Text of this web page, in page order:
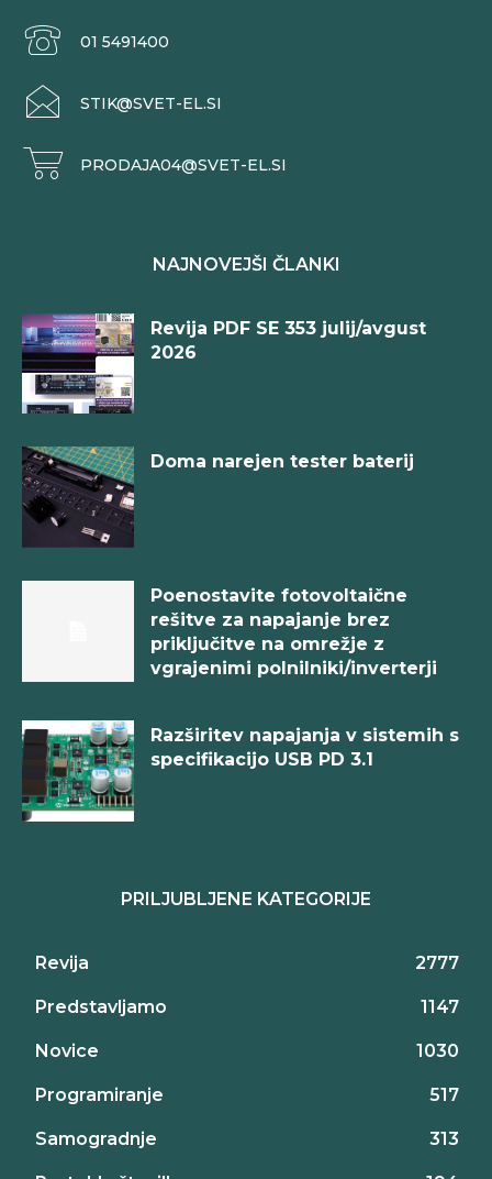
01 5491400
STIK@SVET-EL.SI
PRODAJA04@SVET-EL.SI
NAJNOVEJŠI ČLANKI
Revija PDF SE 353 julij/avgust
2026
Doma narejen tester baterij
Poenostavite fotovoltaične
rešitve za napajanje brez
priključitve na omrežje z
vgrajenimi polnilniki/inverterji
Razširitev napajanja v sistemih s
specifikacijo USB PD 3.1
PRILJUBLJENE KATEGORIJE
Revija 2777
Predstavljamo 1147
Novice 1030
Programiranje 517
Samogradnje 313